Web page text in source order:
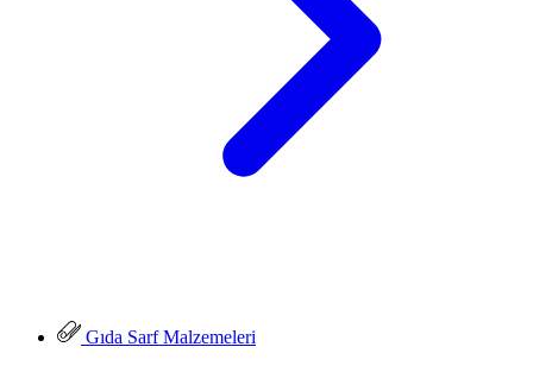
Gıda Sarf Malzemeleri